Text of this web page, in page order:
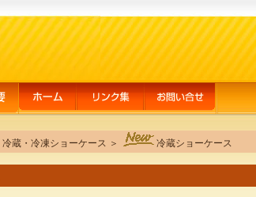
冷蔵・冷凍ショーケース ＞ 冷蔵ショーケース